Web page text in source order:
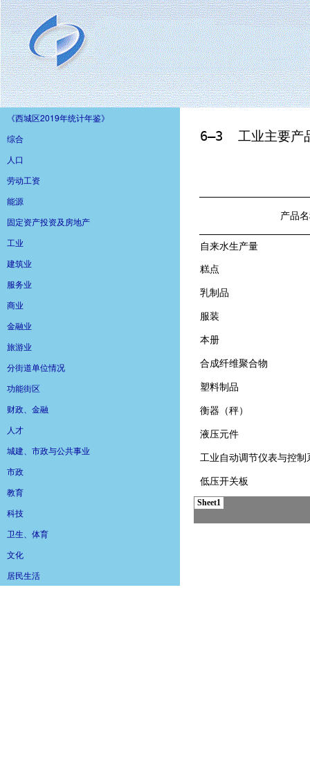
《西城区2019年统计年鉴》
综合
人口
劳动工资
能源
固定资产投资及房地产
工业
建筑业
服务业
商业
金融业
旅游业
分街道单位情况
功能街区
财政、金融
人才
城建、市政与公共事业
市政
教育
科技
卫生、体育
文化
居民生活